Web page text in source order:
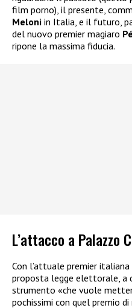
film porno), il presente,
Meloni in Italia, e il futuro,
del nuovo premier magiaro
ripone la massima fiducia.
L’attacco a Palazzo
Con l’attuale premier
proposta legge elettorale, a
strumento «che vuole
pochissimi con quel premio